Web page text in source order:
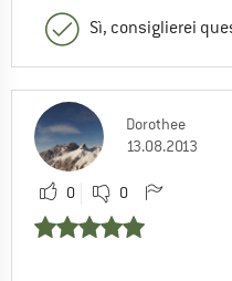
Sì, consiglierei
Dorothee
13.08.2013
0 0